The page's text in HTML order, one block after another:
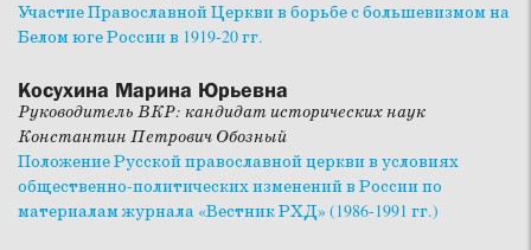
Участие Православной Церкви в борьбе с большевизмом на
Белом юге России в 1919-20 гг.
Косухина Марина Юрьевна
Руководитель ВКР: кандидат исторических наук
Константин Петрович Обозный
Положение Русской православной церкви в условиях
общественно-политических изменений в России по
материалам журнала «Вестник РХД» (1986-1991 гг.)